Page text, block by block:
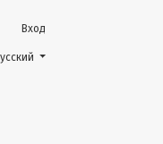
Александровны
Вход
the language. The